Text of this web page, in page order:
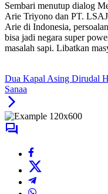
Sembari menutup dialog
Arie Triyono dan PT.
Arie di Indonesia,
bisa jadi negara super
masalah sapi. Libatkan
Dua Kapal Asing Dirudal
Sanaa